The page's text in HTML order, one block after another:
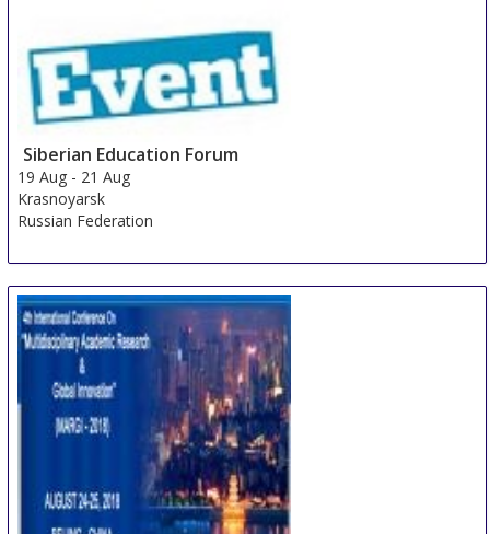
Siberian Education Forum
19 Aug - 21 Aug
Krasnoyarsk
Russian Federation